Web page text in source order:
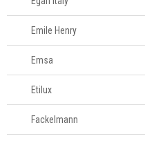
Moedores
Panos de copa
Peneiras
Pilão
Pincel
Plaina de queijo
Porta-
Emile Henry
Emsa
Etilux
Fackelmann